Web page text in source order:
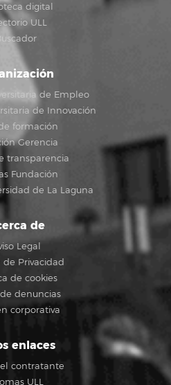
digital
ULL
de Empleo
de Innovación
formación
Gerencia
transparencia
Fundación
de La Laguna
de
Legal
de Privacidad
de cookies
denuncias
corporativa
enlaces
contratante
ULL